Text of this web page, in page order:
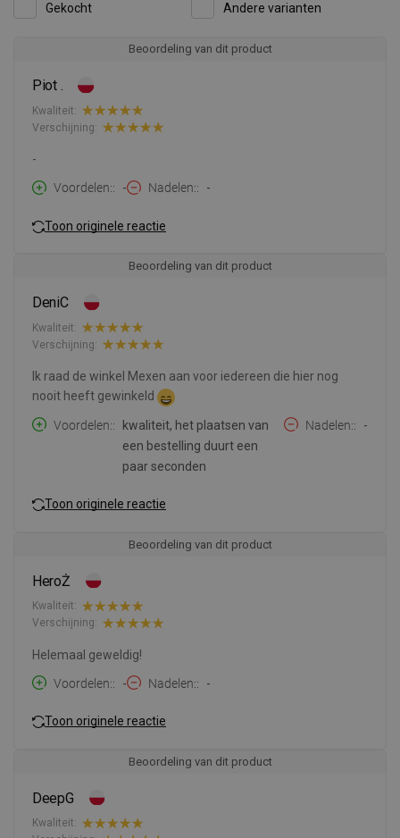
Gekocht Andere varianten
Beoordeling van dit product
Piot .
Kwaliteit:
Verschijning:
-
Voordelen:
- Nadelen: -
Toon originele reactie
Beoordeling van dit product
DeniC
Kwaliteit:
Verschijning:
Ik raad de winkel Mexen aan voor iedereen die hier nog
nooit heeft gewinkeld
Voordelen:
kwaliteit, het plaatsen van
een bestelling duurt een
paar seconden
Nadelen: -
Toon originele reactie
Beoordeling van dit product
HeroŻ
Kwaliteit:
Verschijning:
Helemaal geweldig!
Voordelen:
- Nadelen: -
Toon originele reactie
Beoordeling van dit product
DeepG
Kwaliteit: